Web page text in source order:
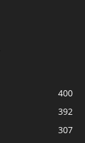
400
392
307